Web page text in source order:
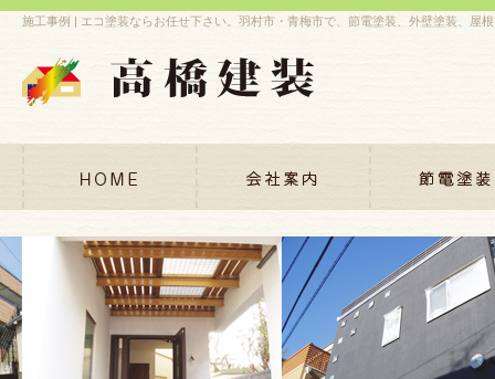
施工事例 | エコ塗装ならお任せ下さい。羽村市・青梅市で、節電塗装、外壁塗装、屋